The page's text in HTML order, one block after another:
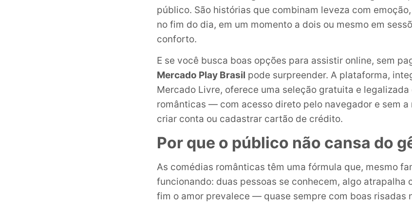
público. São histórias que combinam leveza com
no fim do dia, em um momento a dois ou mesmo em
conforto.
E se você busca boas opções para assistir online, sem
Mercado Play Brasil pode surpreender. A plataforma,
Mercado Livre, oferece uma seleção gratuita e legalizada
românticas — com acesso direto pelo navegador e sem a
criar conta ou cadastrar cartão de crédito.
Por que o público não cansa do
As comédias românticas têm uma fórmula que, mesmo
funcionando: duas pessoas se conhecem, algo atrapalha
fim o amor prevalece — quase sempre com boas risadas